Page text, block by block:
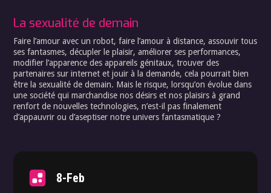
La sexualité de demain
Faire l’amour avec un robot, faire l’amour à distance, assouvir tous
ses fantasmes, décupler le plaisir, améliorer ses performances,
modifier l’apparence des appareils génitaux, trouver des
partenaires sur internet et jouir à la demande, cela pourrait bien
être la sexualité de demain. Mais le risque, lorsqu’on évolue dans
une société qui marchandise nos désirs et nos plaisirs à grand
renfort de nouvelles technologies, n’est-il pas finalement
d’appauvrir ou d’aseptiser notre univers fantasmatique ?
8-Feb